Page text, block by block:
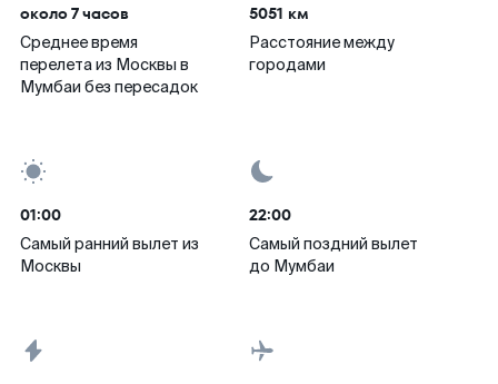
около 7 часов
Среднее время
перелета из Москвы в
Мумбаи без пересадок
5051 км
Расстояние между
городами
01:00
Самый ранний вылет из
Москвы
22:00
Самый поздний вылет
до Мумбаи